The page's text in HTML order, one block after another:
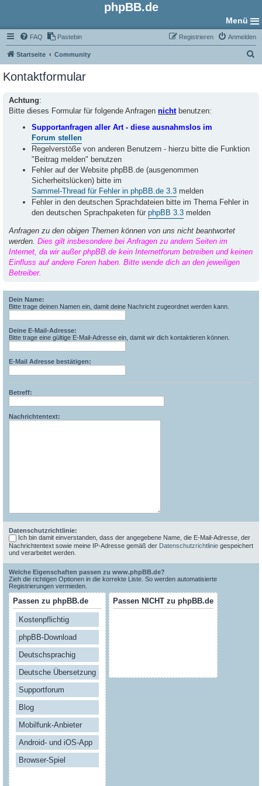
phpBB.de
Menü
FAQ Pastebin Anmelden
Registrieren
Startseite Community
Kontaktformular
Achtung:
Bitte dieses Formular für folgende Anfragen nichtbenutzen:
Supportanfragen aller Art - diese ausnahmslos im
Forum stellen
Regelverstöße von anderen Benutzern - hierzu bitte die Funktion
"Beitrag melden" benutzen
Fehler auf der Website phpBB.de (ausgenommen
Sicherheitslücken) bitte im
Sammel-Thread für Fehler in phpBB.de 3.3 melden
Fehler in den deutschen Sprachdateien bitte im Thema Fehler in
den deutschen Sprachpaketen für phpBB 3.3 melden
Anfragen zu den obigen Themen können von uns nicht beantwortet
werden. Dies gilt insbesondere bei Anfragen zu andern Seiten im
Internet, da wir außer phpBB.de kein Internetforum betreiben und keinen
Einfluss auf andere Foren haben. Bitte wende dich an den jeweiligen
Betreiber.
Dein Name:
Bitte trage deinen Namen ein, damit deine Nachricht zugeordnet werden kann.
Deine E-Mail-Adresse:
Bitte trage eine gültige E-Mail-Adresse ein, damit wir dich kontaktieren können.
E-Mail Adresse bestätigen:
Betreff:
Nachrichtentext:
Datenschutzrichtlinie:
Ich bin damit einverstanden, dass der angegebene Name, die E-Mail-Adresse, der
Nachrichtentext sowie meine IP-Adresse gemäß der Datenschutzrichtlinie gespeichert
und verarbeitet werden.
Welche Eigenschaften passen zu www.phpBB.de?
Zieh die richtigen Optionen in die korrekte Liste. So werden automatisierte
Registrierungen vermieden.
Passen zu phpBB.de
Kostenpflichtig
phpBB-Download
Deutschsprachig
Deutsche Übersetzung
Supportforum
Blog
Mobilfunk-Anbieter
Android- und iOS-App
Browser-Spiel
Passen NICHT zu phpBB.de